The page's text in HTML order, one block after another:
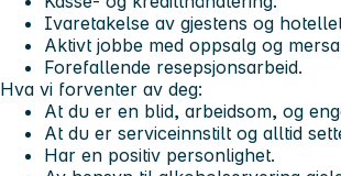
Ivaretakelse av gjestens og
Aktivt jobbe med oppsalg og
Forefallende resepsjonsarbeid.
Hva vi forventer av deg:
At du er en blid, arbeidsom, og
At du er serviceinnstilt og alltid
Har en positiv personlighet.